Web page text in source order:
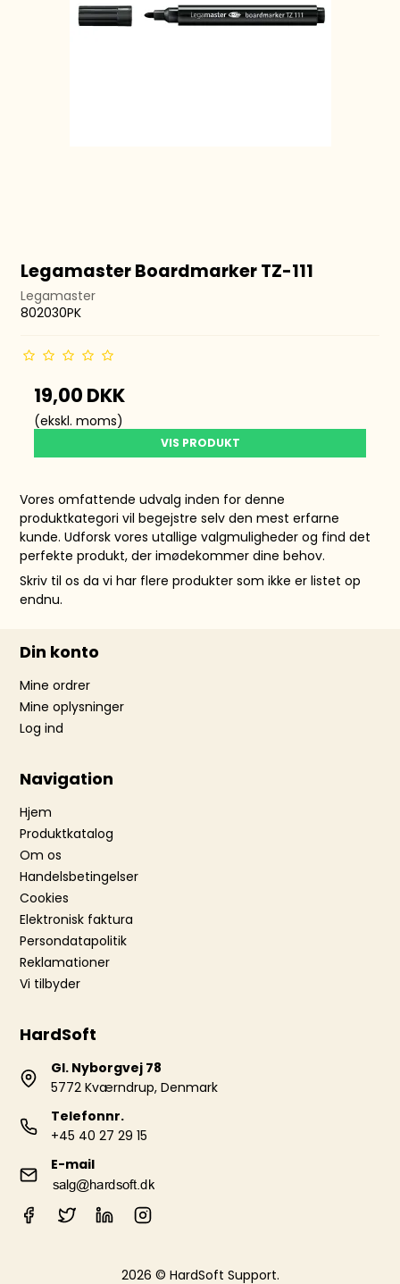
Legamaster Boardmarker TZ-111
Legamaster
802030PK
19,00 DKK
(ekskl. moms)
VIS PRODUKT
Vores omfattende udvalg inden for denne
produktkategori vil begejstre selv den mest erfarne
kunde. Udforsk vores utallige valgmuligheder og find det
perfekte produkt, der imødekommer dine behov.
Skriv til os da vi har flere produkter som ikke er listet op
endnu.
Din konto
Mine ordrer
Mine oplysninger
Log ind
Navigation
Hjem
Produktkatalog
Om os
Handelsbetingelser
Cookies
Elektronisk faktura
Persondatapolitik
Reklamationer
Vi tilbyder
HardSoft
Gl. Nyborgvej 78
5772 Kværndrup, Denmark
Telefonnr.
+45 40 27 29 15
E-mail
2026 © HardSoft Support.